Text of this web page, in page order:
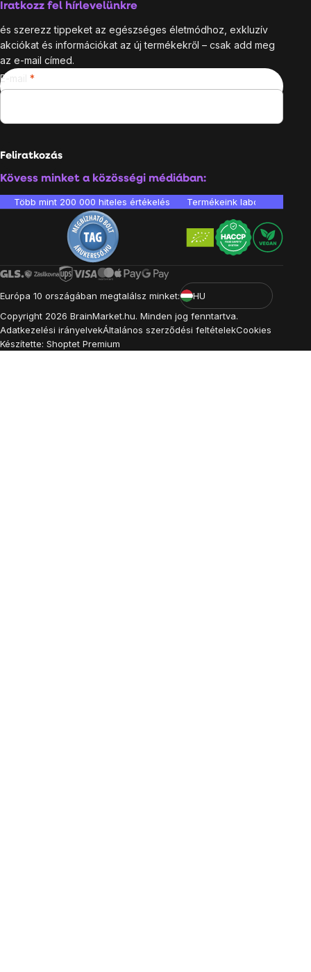
Iratkozz fel hírlevelünkre
és szerezz tippeket az egészséges életmódhoz, exkluzív
akciókat és információkat az új termékekről – csak add meg
az e-mail címed.
E-mail
Feliratkozás
Kövess minket a közösségi médiában:
Több mint 200 000 hiteles értékelés Termékeink
Európa 10 országában megtalálsz minket:
HU
Copyright 2026 BrainMarket.hu. Minden jog fenntartva.
Adatkezelési irányelvekÁltalános szerződési feltételekCookies
Készítette: Shoptet Premium